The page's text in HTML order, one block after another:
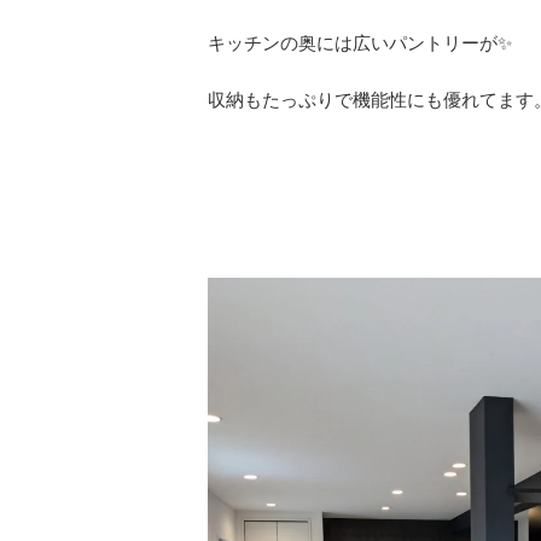
キッチンの奥には広いパントリーが✨
収納もたっぷりで機能性にも優れてます